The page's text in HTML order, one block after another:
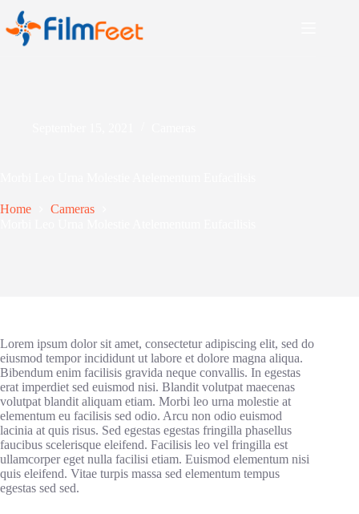
Home
Cameras
Lorem ipsum dolor sit amet, consectetur adipiscing elit, sed do
eiusmod tempor incididunt ut labore et dolore magna aliqua.
Bibendum enim facilisis gravida neque convallis. In egestas
erat imperdiet sed euismod nisi. Blandit volutpat maecenas
volutpat blandit aliquam etiam. Morbi leo urna molestie at
elementum eu facilisis sed odio. Arcu non odio euismod
lacinia at quis risus. Sed egestas egestas fringilla phasellus
faucibus scelerisque eleifend. Facilisis leo vel fringilla est
ullamcorper eget nulla facilisi etiam. Euismod elementum nisi
quis eleifend. Vitae turpis massa sed elementum tempus
egestas sed sed.